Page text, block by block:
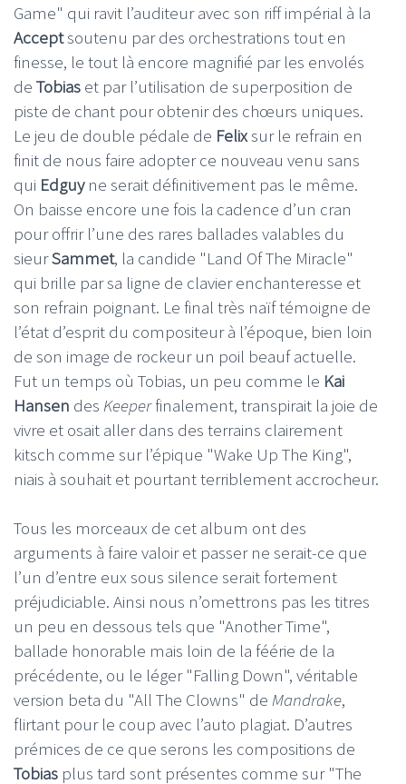
Game" qui ravit l’auditeur avec son riff impérial à la
Acceptsoutenu par des orchestrations tout en
finesse, le tout là encore magnifié par les envolés
de Tobias et par l’utilisation de superposition de
piste de chant pour obtenir des chœurs uniques.
Le jeu de double pédale de Felixsur le refrain en
finit de nous faire adopter ce nouveau venu sans
qui Edguyne serait définitivement pas le même.
On baisse encore une fois la cadence d’un cran
pour offrir l’une des rares ballades valables du
sieurSammet, la candide "Land Of The Miracle"
qui brille par sa ligne de clavier enchanteresse et
son refrain poignant. Le final très naïf témoigne de
l’état d’esprit du compositeur à l’époque, bien loin
de son image de rockeur un poil beauf actuelle.
Fut un temps où Tobias, un peu comme le Kai
Hansen des Keeperfinalement, transpirait la joie de
vivre et osait aller dans des terrains clairement
kitsch comme sur l’épique "Wake Up The King",
niais à souhait et pourtant terriblement accrocheur.
Tous les morceaux de cet album ont des
arguments à faire valoir et passer ne serait-ce que
l’un d’entre eux sous silence serait fortement
préjudiciable. Ainsi nous n’omettrons pas les titres
un peu en dessous tels que "Another Time",
ballade honorable mais loin de la féérie de la
précédente, ou le léger "Falling Down", véritable
version beta du "All The Clowns" de Mandrake,
flirtant pour le coup avec l’auto plagiat. D’autres
prémices de ce que serons les compositions de
Tobias plus tard sont présentes comme sur "The